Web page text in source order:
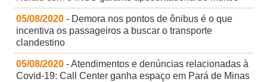
05/08/2020 - Demora nos pontos de ônibus é o que
incentiva os passageiros a buscar o transporte
clandestino
05/08/2020 - Atendimentos e denúncias relacionadas à
Covid-19: Call Center ganha espaço em Pará de Minas